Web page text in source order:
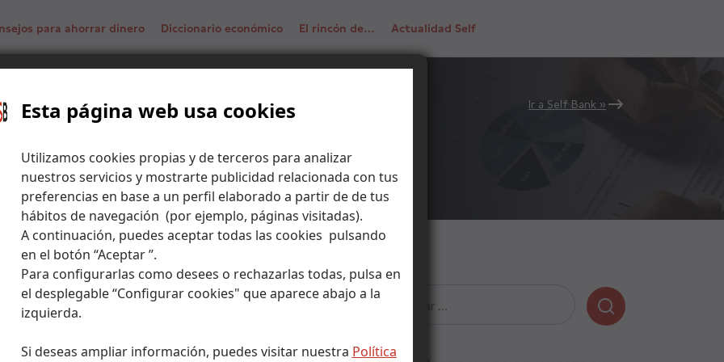
Esta página web usa cookies
Utilizamos cookies propias y de terceros para analizar
nuestros servicios y mostrarte publicidad relacionada con tus
preferencias en base a un perfil elaborado a partir de de tus
hábitos de navegación (por ejemplo, páginas visitadas).
A continuación, puedes aceptar todas las cookies pulsando
en el botón “Aceptar ”.
Para configurarlas como desees o rechazarlas todas, pulsa en
el desplegable “Configurar cookies" que aparece abajo a la
izquierda.
Si deseas ampliar información, puedes visitar nuestra Política
para ahorrar dinero Diccionario económico El rincón de… Actualidad Self
Ir a Self Bank »